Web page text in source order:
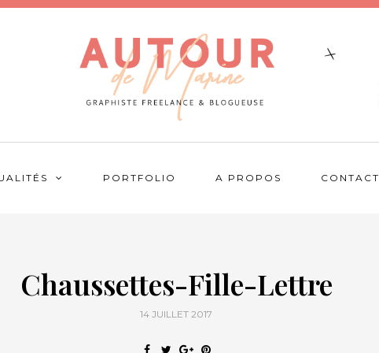
PORTFOLIO A PROPOS CONTACT
Chaussettes-Fille-Lettre
14 JUILLET 2017